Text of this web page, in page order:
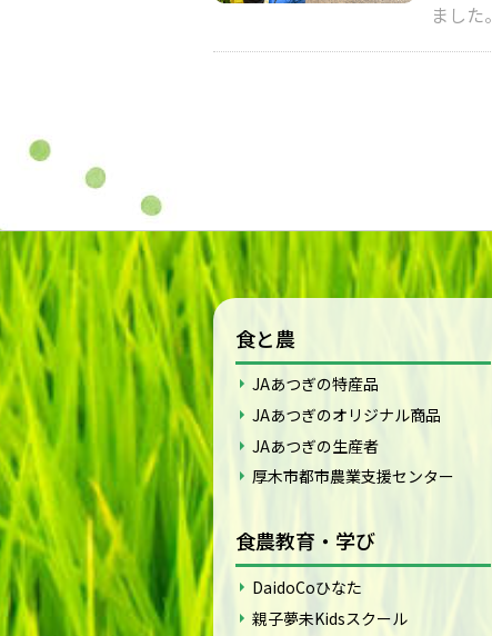
ました。
食と農
JAあつぎの特産品
JAあつぎのオリジナル商品
JAあつぎの生産者
厚木市都市農業支援センター
食農教育・学び
DaidoCoひなた
親子夢未Kidsスクール